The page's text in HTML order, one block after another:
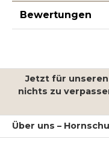
Bewertungen
Jetzt für
nichts zu
Über uns –